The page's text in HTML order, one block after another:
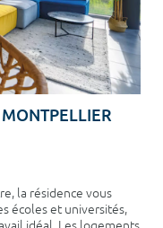
la résidence vous
écoles et universités,